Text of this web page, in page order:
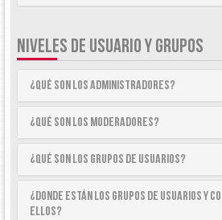
NIVELES DE USUARIO Y GRUPOS
¿Qué son los Administradores?
¿Qué son los Moderadores?
¿Qué son los Grupos de Usuarios?
¿Donde están los Grupos de Usuarios y
ellos?